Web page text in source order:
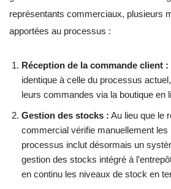
représentants commerciaux, plusieurs
apportées au processus :
Réception de la commande client :
identique à celle du processus
leurs commandes via la boutique en
Gestion des stocks : Au lieu que le
commercial vérifie manuellement
processus inclut désormais un
gestion des stocks intégré à
en continu les niveaux de stock en